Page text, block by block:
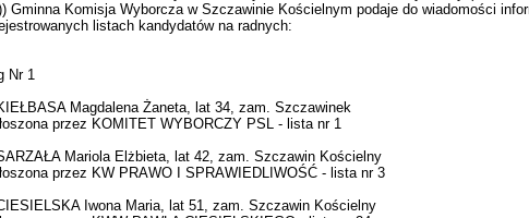
Gminna Komisja Wyborcza w Szczawinie Kościelnym podaje do wiadomości
listach kandydatów na radnych:
Nr 1
Magdalena Żaneta, lat 34, zam. Szczawinek
przez KOMITET WYBORCZY PSL - lista nr 1
Mariola Elżbieta, lat 42, zam. Szczawin Kościelny
przez KW PRAWO I SPRAWIEDLIWOŚĆ - lista nr 3
Iwona Maria, lat 51, zam. Szczawin Kościelny